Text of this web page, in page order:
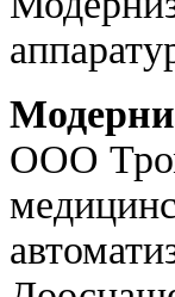
ООО